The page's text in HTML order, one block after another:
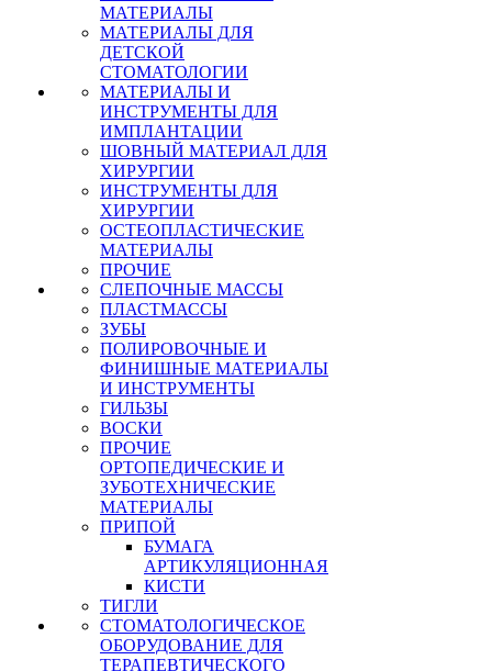
МАТЕРИАЛЫ
МАТЕРИАЛЫ ДЛЯ
ДЕТСКОЙ
СТОМАТОЛОГИИ
МАТЕРИАЛЫ И
ИНСТРУМЕНТЫ ДЛЯ
ИМПЛАНТАЦИИ
ШОВНЫЙ МАТЕРИАЛ ДЛЯ
ХИРУРГИИ
ИНСТРУМЕНТЫ ДЛЯ
ХИРУРГИИ
ОСТЕОПЛАСТИЧЕСКИЕ
МАТЕРИАЛЫ
ПРОЧИЕ
СЛЕПОЧНЫЕ МАССЫ
ПЛАСТМАССЫ
ЗУБЫ
ПОЛИРОВОЧНЫЕ И
ФИНИШНЫЕ МАТЕРИАЛЫ
И ИНСТРУМЕНТЫ
ГИЛЬЗЫ
ВОСКИ
ПРОЧИЕ
ОРТОПЕДИЧЕСКИЕ И
ЗУБОТЕХНИЧЕСКИЕ
МАТЕРИАЛЫ
ПРИПОЙ
БУМАГА
АРТИКУЛЯЦИОННАЯ
КИСТИ
ТИГЛИ
СТОМАТОЛОГИЧЕСКОЕ
ОБОРУДОВАНИЕ ДЛЯ
ТЕРАПЕВТИЧЕСКОГО